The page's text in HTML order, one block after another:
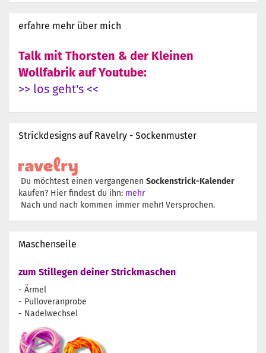
erfahre mehr über mich
Talk mit Thorsten & der Kleinen
Wollfabrik auf Youtube:
>> los geht's <<
Strickdesigns auf Ravelry - Sockenmuster
Du möchtest einen vergangenen Sockenstrick-Kalender
kaufen? Hier findest du ihn: mehr
Nach und nach kommen immer mehr! Versprochen.
Maschenseile
zum Stillegen deiner Strickmaschen
- Ärmel
- Pulloveranprobe
- Nadelwechsel